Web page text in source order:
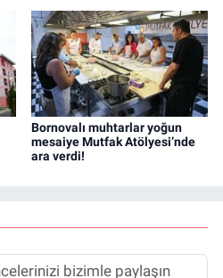
Bornovalı muhtarlar yoğun
mesaiye Mutfak Atölyesi’nde
ara verdi!